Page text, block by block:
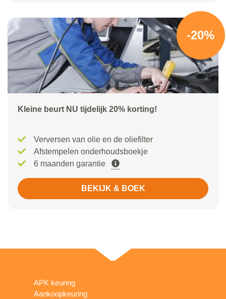
-20%
Kleine beurt NU tijdelijk 20% korting!
Verversen van olie en de oliefilter
Afstempelen onderhoudsboekje
6 maanden garantie
BEKIJK & BOEK
APK keuring
Aankoopkeuring